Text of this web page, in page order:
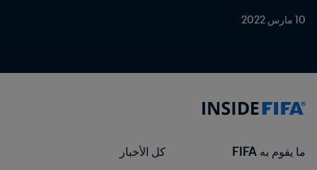
10 مارس 2022
ما يقوم به FIFA
كل الأخبار